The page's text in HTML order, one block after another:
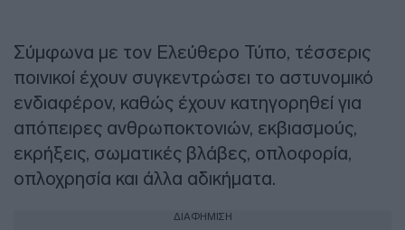
Σύμφωνα με τον Ελεύθερο Τύπο, τέσσερις
ποινικοί έχουν συγκεντρώσει το αστυνομικό
ενδιαφέρον, καθώς έχουν κατηγορηθεί για
απόπειρες ανθρωποκτονιών, εκβιασμούς,
εκρήξεις, σωματικές βλάβες, οπλοφορία,
οπλοχρησία και άλλα αδικήματα.
ΔΙΑΦΗΜΙΣΗ